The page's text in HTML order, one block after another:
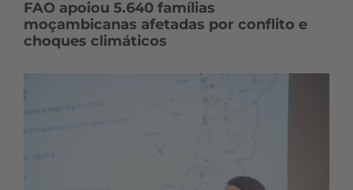
FAO apoiou 5.640 famílias
moçambicanas afetadas por conflito e
choques climáticos